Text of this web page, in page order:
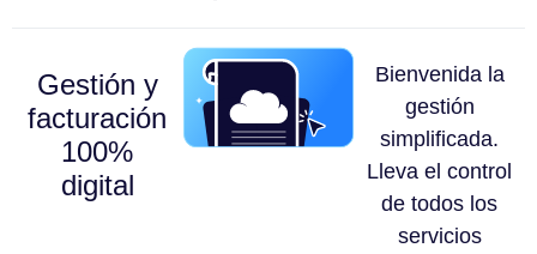
Gestión y
facturación
100%
digital
Bienvenida la
gestión
simplificada.
Lleva el control
de todos los
servicios